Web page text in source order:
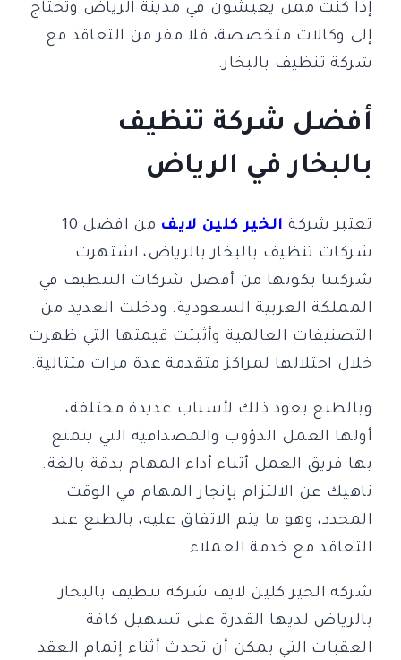
إذا كنت ممن يعيشون في مدينة الرياض وتحتاج
إلى وكالات متخصصة، فلا مفر من التعاقد مع
شركة تنظيف بالبخار.
أفضل شركة تنظيف
بالبخار في الرياض
تعتبر شركةالخير كلين لايف
من افضل 10
شركات تنظيف بالبخار بالرياض، اشتهرت
شركتنا بكونها من أفضل شركات التنظيف في
المملكة العربية السعودية. ودخلت العديد من
التصنيفات العالمية وأثبتت قيمتها التي ظهرت
خلال احتلالها لمراكز متقدمة عدة مرات متتالية.
وبالطبع يعود ذلك لأسباب عديدة مختلفة،
أولها العمل الدؤوب والمصداقية التي يتمتع
بها فريق العمل أثناء أداء المهام بدقة بالغة.
ناهيك عن الالتزام بإنجاز المهام في الوقت
المحدد، وهو ما يتم الاتفاق عليه، بالطبع عند
التعاقد مع خدمة العملاء.
شركة الخير كلين لايف شركة تنظيف بالبخار
بالرياض لديها القدرة على تسهيل كافة
العقبات التي يمكن أن تحدث أثناء إتمام العقد